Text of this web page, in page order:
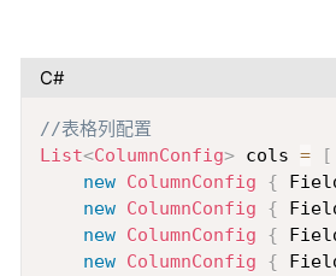
C#
//表格列配置
List<ColumnConfig> cols =
[
new ColumnConfig {
new ColumnConfig {
new ColumnConfig {
new ColumnConfig {